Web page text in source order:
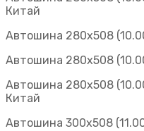
Китай
Автошина 280х508
Автошина 280х508
Автошина 280х508
Китай
Автошина 300х508